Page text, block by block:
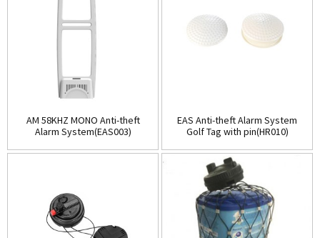
AM 58KHZ MONO Anti-theft
Alarm System(EAS003)
EAS Anti-theft Alarm System
Golf Tag with pin(HR010)